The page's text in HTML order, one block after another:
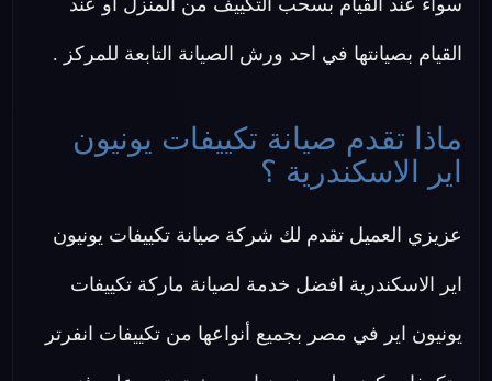
سواء عند القيام بسحب التكييف من المنزل او عند
القيام بصيانتها في احد ورش الصيانة التابعة للمركز .
ماذا تقدم صيانة تكييفات يونيون
اير الاسكندرية ؟
عزيزي العميل تقدم لك شركة صيانة تكييفات يونيون
اير الاسكندرية افضل خدمة لصيانة ماركة تكييفات
يونيون اير في مصر بجميع أنواعها من تكييفات انفرتر